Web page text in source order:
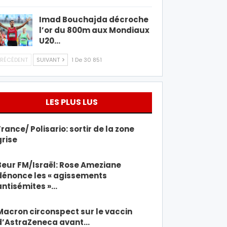
Imad Bouchajda décroche
l’or du 800m aux Mondiaux
U20…
SUIVANT 1 De 30 851
LES PLUS LUS
Polisario: sortir de la zone
FM/Israël: Rose Ameziane
les « agissements
»…
circonspect sur le vaccin
avant…